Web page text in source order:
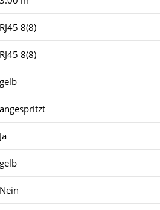
RJ45 8(8)
RJ45 8(8)
gelb
angespritzt
Ja
gelb
Nein